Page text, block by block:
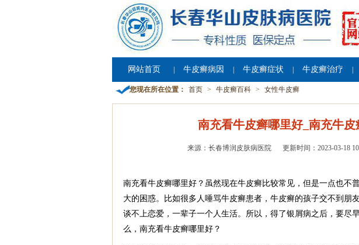
网站首页 牛皮癣病因 牛皮癣症状 牛皮癣治疗
您现在所在位置： 首页 > 牛皮癣百科 > 女性牛皮癣
南充看牛皮癣哪里好_南充牛
来源：长春博润皮肤病医院 更新时间：2023-03-18
南充看牛皮癣哪里好？虽然现在牛皮癣比较常见，但是一点也不
大的困惑。比如很多人唾骂牛皮癣患者，牛皮癣的孩子交不到朋
谈不上恋爱，一辈子一个人生活。所以，得了银屑病之后，要尽
么，南充看牛皮癣哪里好？